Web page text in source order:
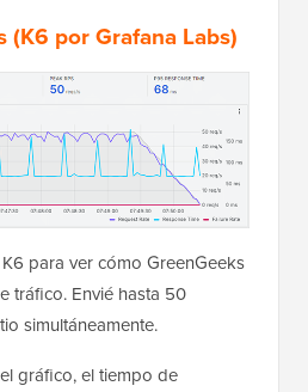
(K6 por Grafana Labs)
para ver cómo GreenGeeks
tráfico. Envié hasta 50
simultáneamente.
gráfico, el tiempo de